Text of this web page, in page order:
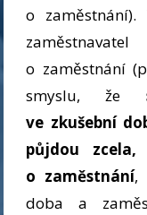
o
o zaměstnání
smyslu, že
ve zkušební
půjdou zcela,
o zaměstnání,
doba a